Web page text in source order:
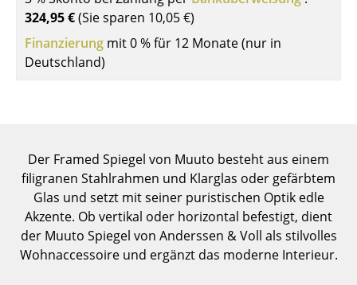
Kindertische
Gartentische
Servierwagen
Aufbewahren
Regale & Schränke
Bücherregale
324,95 €(Sie sparen 10,05 €)
Finanzierung mit 0 % für 12 Monate (nur in
Deutschland)
Der Framed Spiegel von Muuto besteht aus einem
filigranen Stahlrahmen und Klarglas oder gefärbtem
Glas und setzt mit seiner puristischen Optik edle
Akzente. Ob vertikal oder horizontal befestigt, dient
der Muuto Spiegel von Anderssen & Voll als stilvolles
Wohnaccessoire und ergänzt das moderne Interieur.